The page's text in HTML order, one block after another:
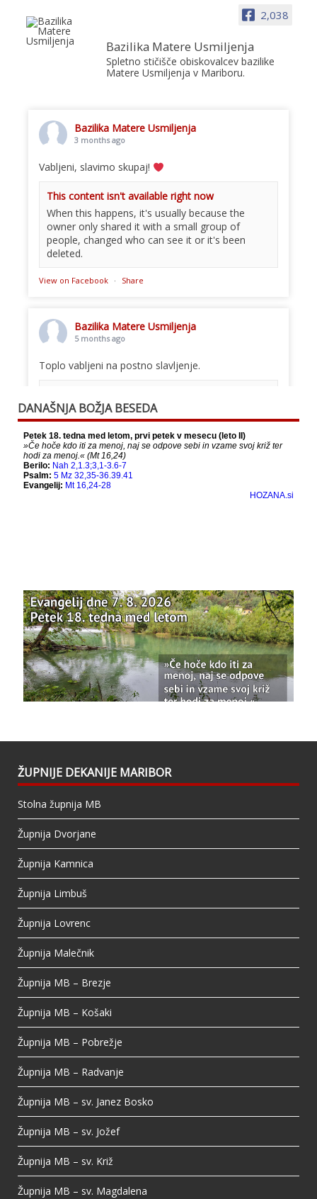
2,038
Bazilika Matere Usmiljenja
Spletno stičišče obiskovalcev bazilike
Matere Usmiljenja v Mariboru.
Bazilika Matere Usmiljenja
3 months ago
Vabljeni, slavimo skupaj!
This content isn't available right now
When this happens, it's usually because the
owner only shared it with a small group of
people, changed who can see it or it's been
deleted.
View on Facebook · Share
Bazilika Matere Usmiljenja
5 months ago
Toplo vabljeni na postno slavljenje.
When this happens, it's usually because the
owner only shared it with a small group of
people, changed who can see it or it's been
deleted.
View on Facebook · Share
Photo
View on Facebook · Share
Bazilika Matere Usmiljenja updated their
status.
1 years ago
When this happens, it's usually because the
people, changed who can see it or it's been
deleted.
View on Facebook
DANAŠNJA BOŽJA BESEDA
ŽUPNIJE DEKANIJE MARIBOR
Stolna župnija MB
Župnija Dvorjane
Župnija Kamnica
Župnija Limbuš
Župnija Lovrenc
Župnija Malečnik
Župnija MB – Brezje
Župnija MB – Košaki
Župnija MB – Pobrežje
Župnija MB – Radvanje
Župnija MB – sv. Janez Bosko
Župnija MB – sv. Jožef
Župnija MB – sv. Križ
Župnija MB – sv. Magdalena